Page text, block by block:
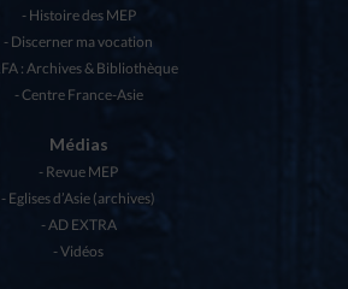
Histoire des MEP
Discerner ma vocation
: Archives & Bibliothèque
Centre France-Asie
Médias
Revue MEP
Eglises d’Asie (archives)
AD EXTRA
Vidéos